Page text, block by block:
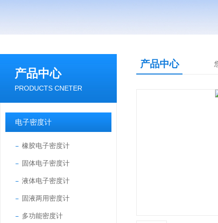
产品中心
PRODUCTS CNETER
电子密度计
橡胶电子密度计
固体电子密度计
液体电子密度计
固液两用密度计
多功能密度计
产品中心